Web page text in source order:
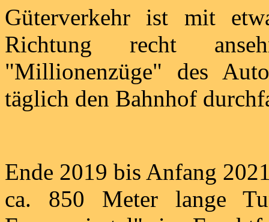
Güterverkehr ist mit
Richtung recht
"Millionenzüge" des
täglich den Bahnhof
Ende 2019 bis Anfang
ca. 850 Meter lange